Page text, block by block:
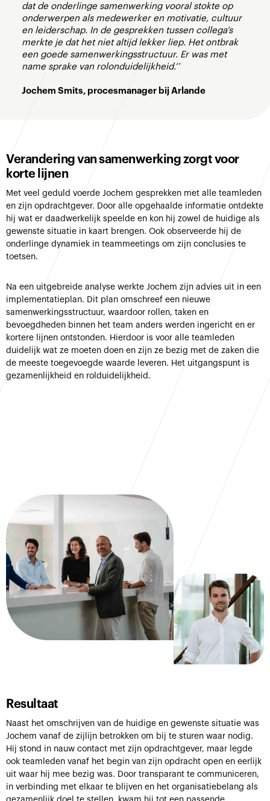
dat de onderlinge samenwerking vooral stokte op
onderwerpen als medewerker en motivatie, cultuur
en leiderschap. In de gesprekken tussen collega’s
merkte je dat het niet altijd lekker liep. Het ontbrak
een goede samenwerkingsstructuur. Er was met
name sprake van rolonduidelijkheid.’’
Jochem Smits, procesmanager bij Arlande
Verandering van samenwerking zorgt voor
korte lijnen
Met veel geduld voerde Jochem gesprekken met alle teamleden
en zijn opdrachtgever. Door alle opgehaalde informatie ontdekte
hij wat er daadwerkelijk speelde en kon hij zowel de huidige als
gewenste situatie in kaart brengen. Ook observeerde hij de
onderlinge dynamiek in teammeetings om zijn conclusies te
toetsen.
Na een uitgebreide analyse werkte Jochem zijn advies uit in een
implementatieplan. Dit plan omschreef een nieuwe
samenwerkingsstructuur, waardoor rollen, taken en
bevoegdheden binnen het team anders werden ingericht en er
kortere lijnen ontstonden. Hierdoor is voor alle teamleden
duidelijk wat ze moeten doen en zijn ze bezig met de zaken die
de meeste toegevoegde waarde leveren. Het uitgangspunt is
gezamenlijkheid en rolduidelijkheid.
Resultaat
Naast het omschrijven van de huidige en gewenste situatie was
Jochem vanaf de zijlijn betrokken om bij te sturen waar nodig.
Hij stond in nauw contact met zijn opdrachtgever, maar legde
ook teamleden vanaf het begin van zijn opdracht open en eerlijk
uit waar hij mee bezig was. Door transparant te communiceren,
in verbinding met elkaar te blijven en het organisatiebelang als